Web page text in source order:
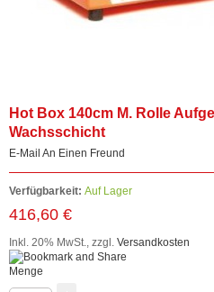
Hot Box 140cm M. Rolle
Wachsschicht
E-Mail An Einen Freund
Verfügbarkeit: Auf Lager
416,60 €
Inkl. 20% MwSt., zzgl. Versandkosten
Menge